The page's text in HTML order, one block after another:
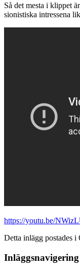
Så det mesta i klippet
sionistiska intressena
https://youtu.be/
Detta inlägg postades i
Inläggsnavigering